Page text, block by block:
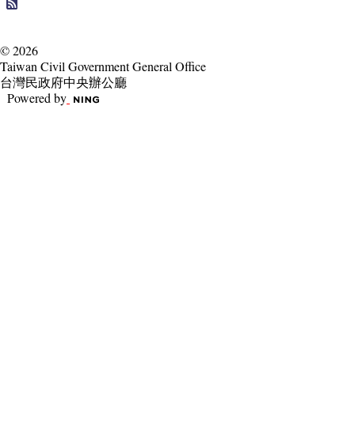
© 2026
Taiwan Civil Government General Office
台灣民政府中央辦公廳
Powered by